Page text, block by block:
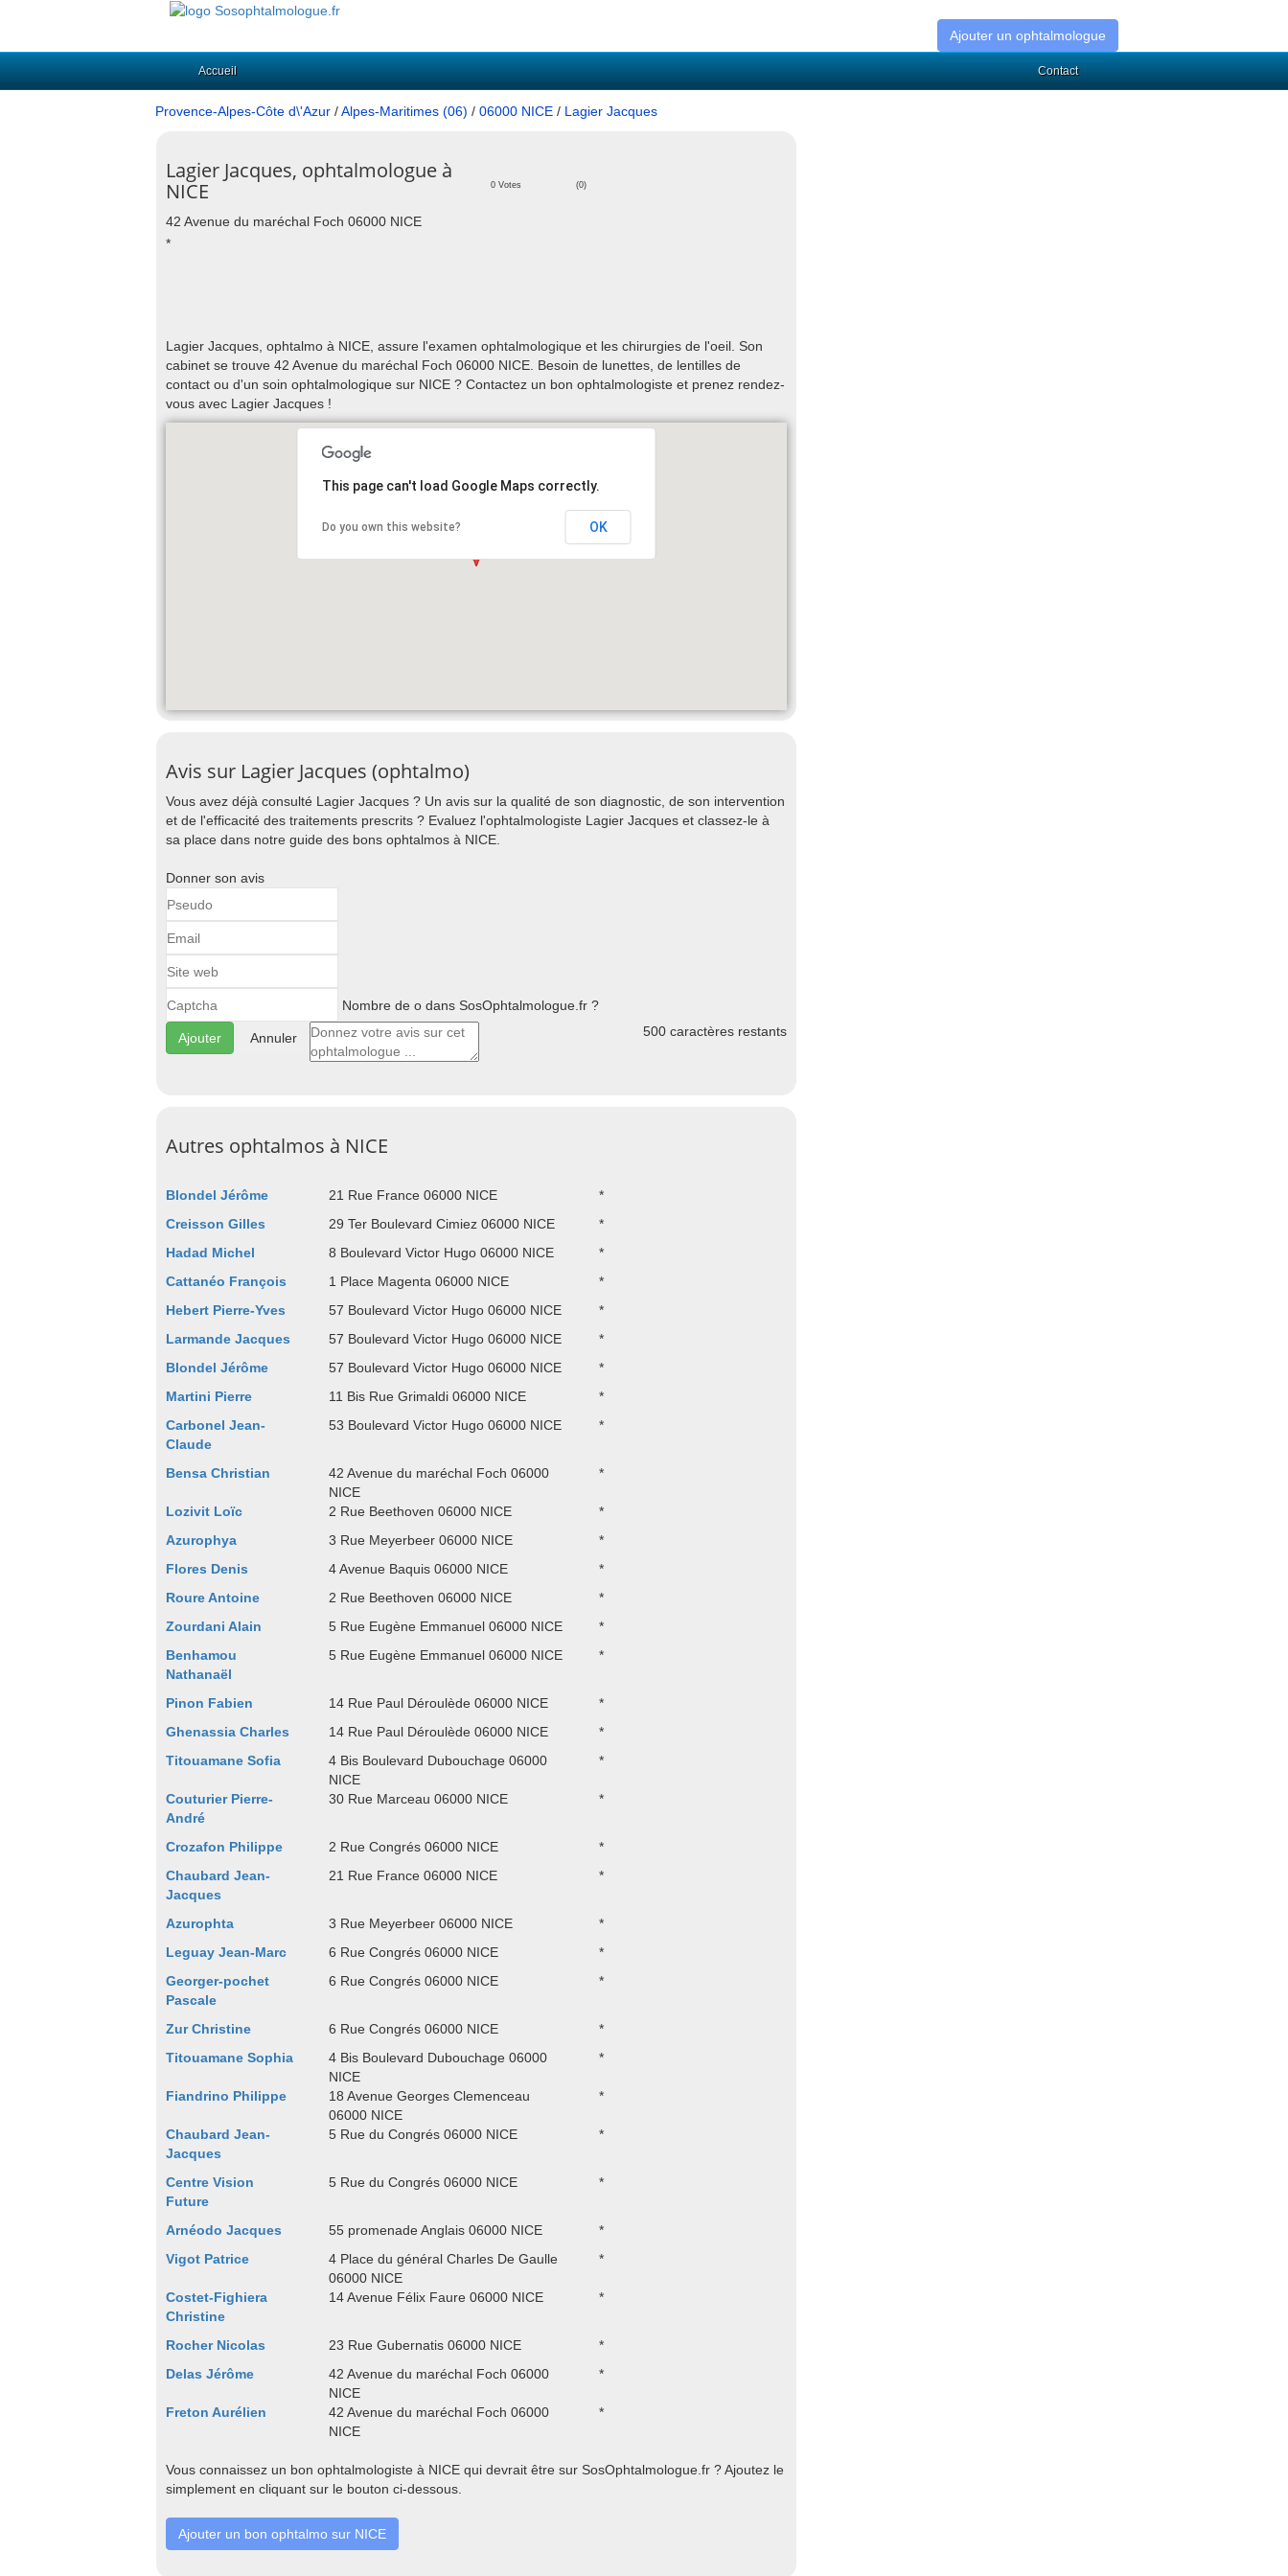
Ajouter un ophtalmologue
Accueil Contact
Provence-Alpes-Côte d\'Azur /Alpes-Maritimes (06) / 06000 NICE / Lagier Jacques
Lagier Jacques, ophtalmologue à
NICE
0 Votes (0)
42 Avenue du maréchal Foch 06000 NICE
*
Lagier Jacques, ophtalmo à NICE, assure l'examen ophtalmologique et les chirurgies de l'oeil. Son
cabinet se trouve 42 Avenue du maréchal Foch 06000 NICE. Besoin de lunettes, de lentilles de
contact ou d'un soin ophtalmologique sur NICE ? Contactez un bon ophtalmologiste et prenez rendez-
vous avec Lagier Jacques !
This page can't load Google Maps correctly.
Do you own this website? OK
Avis sur Lagier Jacques (ophtalmo)
Vous avez déjà consulté Lagier Jacques ? Un avis sur la qualité de son diagnostic, de son intervention
et de l'efficacité des traitements prescrits ? Evaluez l'ophtalmologiste Lagier Jacques et classez-le à
sa place dans notre guide des bons ophtalmos à NICE.
Donner son avis
Nombre de o dans SosOphtalmologue.fr ?
Annuler 500 caractères restants
Autres ophtalmos à NICE
Blondel Jérôme 21 Rue France 06000 NICE
*
Creisson Gilles
29 Ter Boulevard Cimiez 06000 NICE
*
Hadad Michel
8 Boulevard Victor Hugo 06000 NICE
*
Cattanéo François
1 Place Magenta 06000 NICE
*
Hebert Pierre-Yves
57 Boulevard Victor Hugo 06000 NICE
*
Larmande Jacques
57 Boulevard Victor Hugo 06000 NICE
*
Blondel Jérôme
57 Boulevard Victor Hugo 06000 NICE
*
Martini Pierre
11 Bis Rue Grimaldi 06000 NICE
*
Carbonel Jean-
Claude
53 Boulevard Victor Hugo 06000 NICE *
Bensa Christian
42 Avenue du maréchal Foch 06000
NICE
*
Lozivit Loïc 2 Rue Beethoven 06000 NICE
*
Azurophya
3 Rue Meyerbeer 06000 NICE
*
Flores Denis
4 Avenue Baquis 06000 NICE
*
Roure Antoine
2 Rue Beethoven 06000 NICE
*
Zourdani Alain
5 Rue Eugène Emmanuel 06000 NICE
*
Benhamou
Nathanaël
5 Rue Eugène Emmanuel 06000 NICE *
Pinon Fabien 14 Rue Paul Déroulède 06000 NICE
*
Ghenassia Charles
14 Rue Paul Déroulède 06000 NICE
*
Titouamane Sofia
4 Bis Boulevard Dubouchage 06000
NICE
*
Couturier Pierre-
André
30 Rue Marceau 06000 NICE *
Crozafon Philippe 2 Rue Congrés 06000 NICE
*
Chaubard Jean-
Jacques
21 Rue France 06000 NICE *
Azurophta 3 Rue Meyerbeer 06000 NICE
*
Leguay Jean-Marc
6 Rue Congrés 06000 NICE
*
Georger-pochet
Pascale
6 Rue Congrés 06000 NICE *
Zur Christine 6 Rue Congrés 06000 NICE
*
Titouamane Sophia
4 Bis Boulevard Dubouchage 06000
NICE
*
Fiandrino Philippe
18 Avenue Georges Clemenceau
06000 NICE
*
Chaubard Jean-
Jacques
5 Rue du Congrés 06000 NICE *
Centre Vision
Future
5 Rue du Congrés 06000 NICE *
Arnéodo Jacques 55 promenade Anglais 06000 NICE
*
Vigot Patrice
4 Place du général Charles De Gaulle
06000 NICE
*
Costet-Fighiera
Christine
14 Avenue Félix Faure 06000 NICE *
Rocher Nicolas 23 Rue Gubernatis 06000 NICE
*
Delas Jérôme
42 Avenue du maréchal Foch 06000
NICE
*
Freton Aurélien
42 Avenue du maréchal Foch 06000
NICE
*
Vous connaissez un bon ophtalmologiste à NICE qui devrait être sur SosOphtalmologue.fr ? Ajoutez le
simplement en cliquant sur le bouton ci-dessous.
Ajouter un bon ophtalmo sur NICE